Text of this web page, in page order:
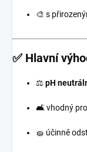
🎨 s
✅ Hlavní
⚖️ pH
🛋️ vhodný pro
🧽 účinně